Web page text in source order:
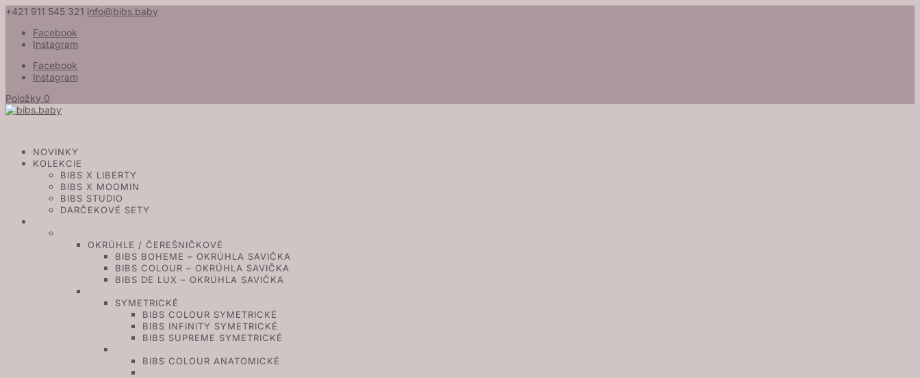
+421 911 545 321 info@bibs.baby
Facebook
Instagram
Facebook
Instagram
Položky 0
NOVINKY
KOLEKCIE
BIBS X LIBERTY
BIBS X MOOMIN
BIBS STUDIO
DARČEKOVÉ SETY
OKRÚHLE / ČEREŠNIČKOVÉ
BIBS BOHEME – OKRÚHLA SAVIČKA
BIBS COLOUR – OKRÚHLA SAVIČKA
BIBS DE LUX – OKRÚHLA SAVIČKA
SYMETRICKÉ
BIBS COLOUR SYMETRICKÉ
BIBS INFINITY SYMETRICKÉ
BIBS SUPREME SYMETRICKÉ
BIBS COLOUR ANATOMICKÉ